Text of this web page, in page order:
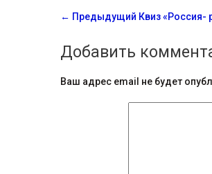
С
о
о
б
← Предыдущий Квиз «Россия-
Добавить
Ваш адрес email не будет